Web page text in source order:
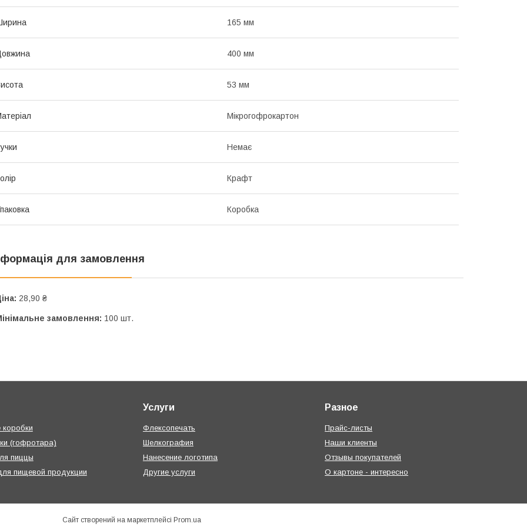
165 мм
400 мм
53 мм
Мікрогофрокартон
Немає
Крафт
Коробка
для замовлення
28,90 ₴
замовлення: 100 шт.
коробки
(гофротара)
пиццы
пищевой продукции
Услуги
Флексопечать
Шелкография
Нанесение логотипа
Другие услуги
Разное
Прайс-листы
Наши клиенты
Отзывы покупателей
О картоне - интересно
Сайт створений на маркетплейсі Prom.ua